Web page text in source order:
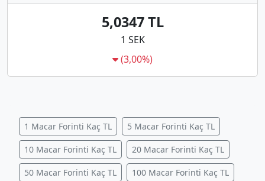
5,0347 TL
1 SEK
(3,00%)
1 Macar Forinti Kaç TL 5 Macar Forinti Kaç TL
10 Macar Forinti Kaç TL 20 Macar Forinti Kaç TL
50 Macar Forinti Kaç TL 100 Macar Forinti Kaç TL